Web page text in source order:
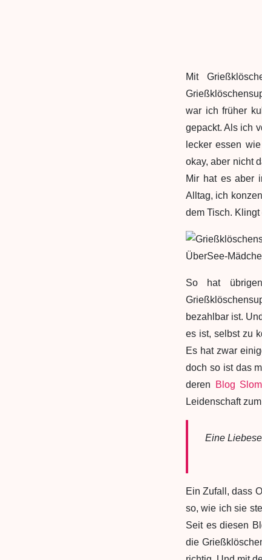
Mit
war ich früher
gepackt. Als ich
lecker essen
okay, aber nicht
Mir hat es aber
Alltag, ich
dem Tisch.
So hat
bezahlbar ist.
es ist, selbst zu
Es hat zwar
doch so ist das
deren
Blog
Leidenschaft
Eine
Ein Zufall, dass
so, wie ich sie
Seit es diesen
die